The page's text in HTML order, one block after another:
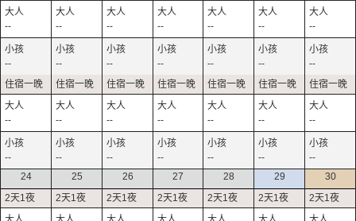
--
--
--
--
--
--
--
--
--
--
--
--
--
--
--
--
--
--
--
--
--
--
--
--
--
--
--
--
24
25 26 27 28 29 30